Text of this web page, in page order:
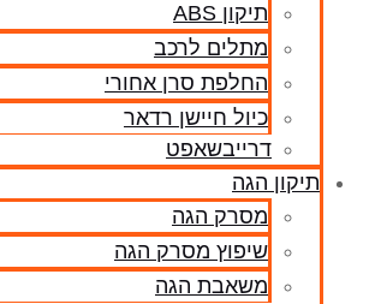
תיקון ABS
מתלים לרכב
החלפת סרן אחורי
כיול חיישן רדאר
דרייבשאפט
תיקון הגה
מסרק הגה
שיפוץ מסרק הגה
משאבת הגה